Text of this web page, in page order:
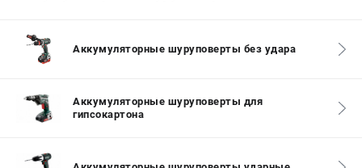
ВХОД ИЛИ РЕГИСТРАЦИЯ
ЗАКАЗАТЬ ЗАПЧАСТЬ
+7 (911) 360-06-14 | +7 (8112) 59-10-67
Аккумуляторные шуруповерты без удара
Аккумуляторные шуруповерты для
гипсокартона